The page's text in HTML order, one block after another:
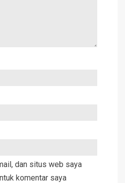
dan situs web saya
komentar saya